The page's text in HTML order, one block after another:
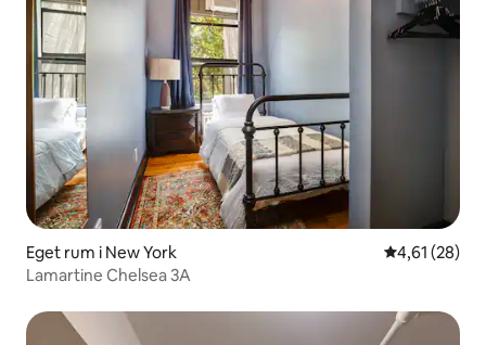
Eget rum i New York 4,61 av 5 i
4,61 (28)
Lamartine Chelsea 3A